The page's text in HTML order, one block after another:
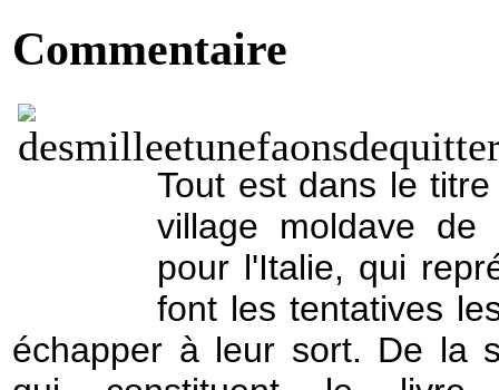
Commentaire
Tout est dans le
village moldave
pour l'Italie, qui
font les tentatives
échapper à leur sort. De la